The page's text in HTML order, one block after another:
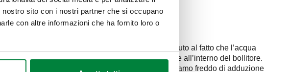
sito con i nostri partner che si occupano
con altre informazioni che ha fornito loro o
che al ramo freddo del miscelatore. Ciò è dovuto al fatto che l’acqua
del miscelatore una parte di acqua deve passare all’interno del bollitore.
sia sull’ingresso freddo dell’accumulo che sul ramo freddo di adduzione